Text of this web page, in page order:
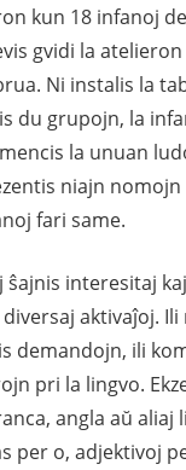
kun 18 infanoj
gvidi la
Ni instalis la
du grupojn, la
la unuan
niajn
fari same.
ŝajnis interesitaj
aktivaĵoj.
demandojn, ili
pri la lingvo.
angla aŭ aliaj
per o, adjektivoj